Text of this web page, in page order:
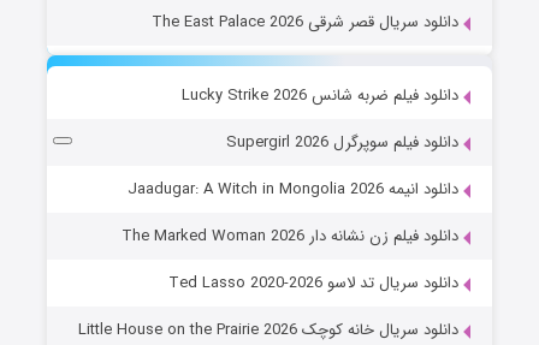
دانلود سریال قصر شرقی The East Palace 2026
دانلود فیلم ضربه شانس Lucky Strike 2026
دانلود فیلم سوپرگرل Supergirl 2026
دانلود انیمه Jaadugar: A Witch in Mongolia 2026
دانلود فیلم زن نشانه دار The Marked Woman 2026
دانلود سریال تد لاسو Ted Lasso 2020-2026
دانلود سریال خانه کوچک Little House on the Prairie 2026